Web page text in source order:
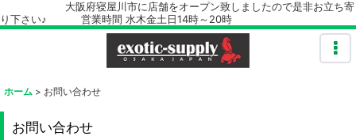
大阪府寝屋川市に店舗をオープン致しましたので是非お立ち寄
り下さい♪ 営業時間 水木金土日14時～20時
ホーム > お問い合わせ
お問い合わせ